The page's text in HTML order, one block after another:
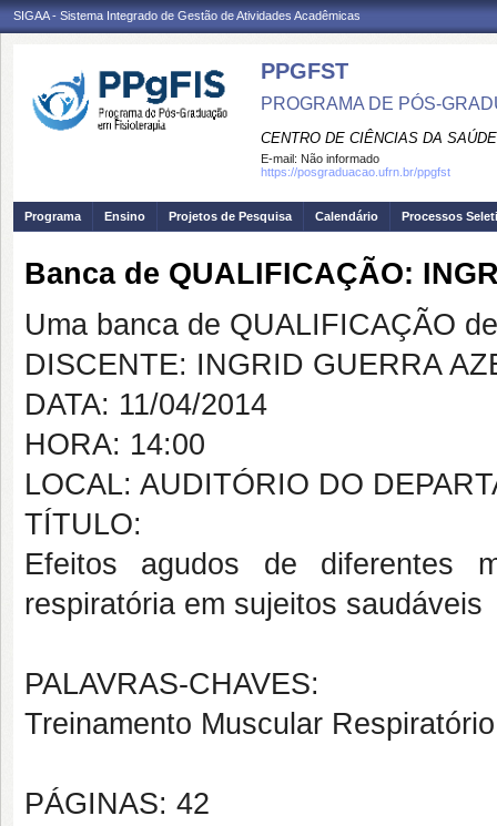
SIGAA - Sistema Integrado de Gestão de Atividades Acadêmicas
PPGFST
PROGRAMA DE PÓS-
CENTRO DE CIÊNCIAS DA SAÚDE
E-mail: Não informado
https://posgraduacao.ufrn.br/ppgfst
Programa Ensino Projetos de Pesquisa Calendário Processos
Banca de QUALIFICAÇÃO:
Uma banca de QUALIFICAÇÃO
DISCENTE: INGRID GUERRA
DATA: 11/04/2014
HORA: 14:00
LOCAL: AUDITÓRIO DO
TÍTULO:
Efeitos agudos de diferentes
respiratória em sujeitos saudáveis
PALAVRAS-CHAVES:
Treinamento Muscular
PÁGINAS: 42